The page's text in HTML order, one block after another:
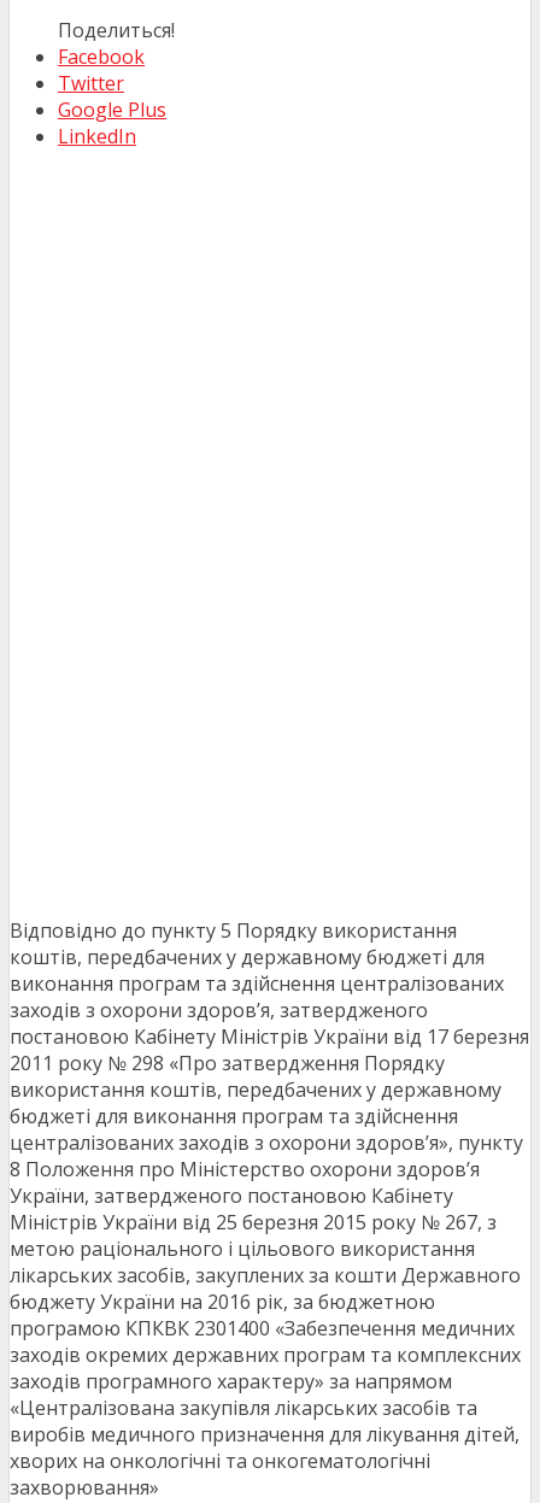
Поделиться!
Facebook
Twitter
Google Plus
LinkedIn
Відповідно до пункту 5 Порядку використання
коштів, передбачених у державному бюджеті для
виконання програм та здійснення централізованих
заходів з охорони здоров’я, затвердженого
постановою Кабінету Міністрів України від 17 березня
2011 року № 298 «Про затвердження Порядку
використання коштів, передбачених у державному
бюджеті для виконання програм та здійснення
централізованих заходів з охорони здоров’я», пункту
8 Положення про Міністерство охорони здоров’я
України, затвердженого постановою Кабінету
Міністрів України від 25 березня 2015 року № 267, з
метою раціонального і цільового використання
лікарських засобів, закуплених за кошти Державного
бюджету України на 2016 рік, за бюджетною
програмою КПКВК 2301400 «Забезпечення медичних
заходів окремих державних програм та комплексних
заходів програмного характеру» за напрямом
«Централізована закупівля лікарських засобів та
виробів медичного призначення для лікування дітей,
хворих на онкологічні та онкогематологічні
захворювання»